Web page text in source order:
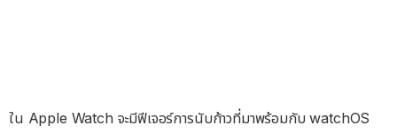
ใน Apple Watch จะมีฟีเจอร์การนับก้าวที่มาพร้อมกับ watchOS